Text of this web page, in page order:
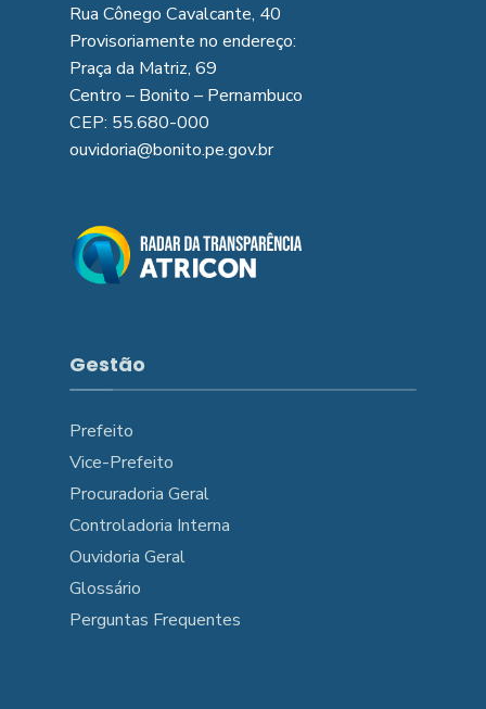
Rua Cônego Cavalcante, 40
Provisoriamente no endereço:
Praça da Matriz, 69
Centro – Bonito – Pernambuco
CEP: 55.680-000
ouvidoria@bonito.pe.gov.br
Gestão
Prefeito
Vice-Prefeito
Procuradoria Geral
Controladoria Interna
Ouvidoria Geral
Glossário
Perguntas Frequentes